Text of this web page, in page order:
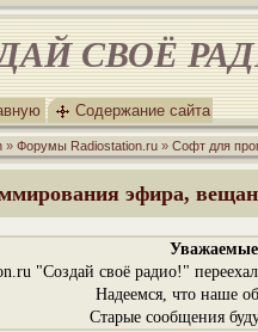
СВОЁ
Содержание сайта
» Форумы Radiostation.ru » Софт для
эфира,
Уважаемые
"Создай своё радио!"
Надеемся, что наше
Старые сообщения